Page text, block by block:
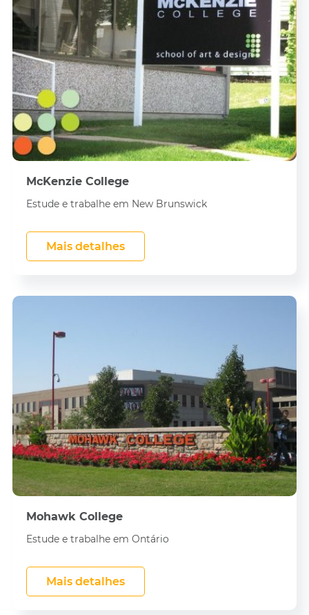
McKenzie College
Estude e trabalhe em New Brunswick
Mais detalhes
Mohawk College
Estude e trabalhe em Ontário
Mais detalhes